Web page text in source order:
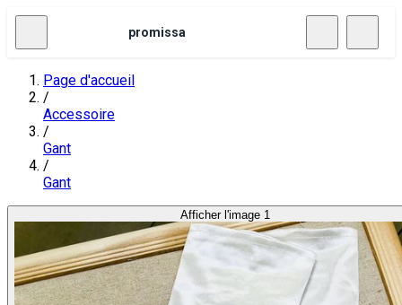
promissa
Page d'accueil
/
Accessoire
/
Gant
/
Gant
Afficher l'image 1